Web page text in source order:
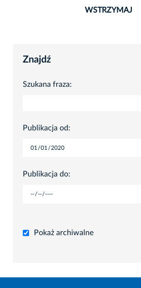
WSTRZYMAJ
Znajdź
Szukana fraza:
Publikacja od:
Publikacja do:
Pokaż archiwalne